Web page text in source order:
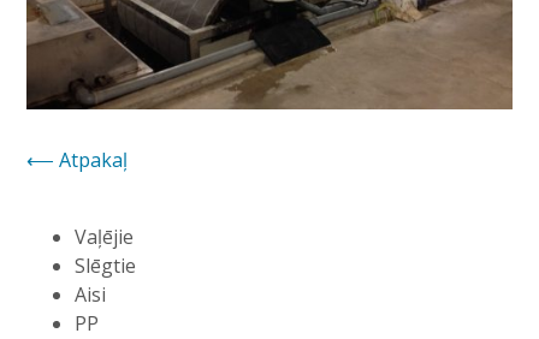
Atpakaļ
Vaļējie
Slēgtie
Aisi
PP